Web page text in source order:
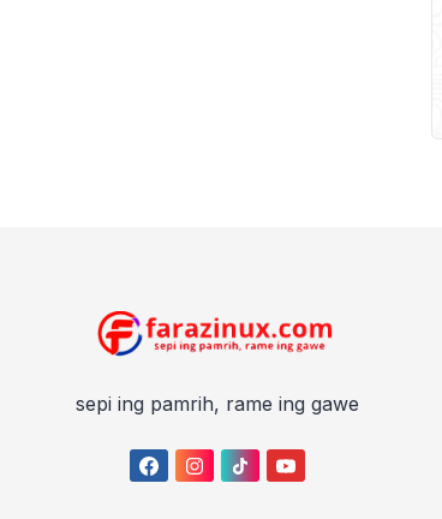
sepi ing pamrih, rame ing gawe